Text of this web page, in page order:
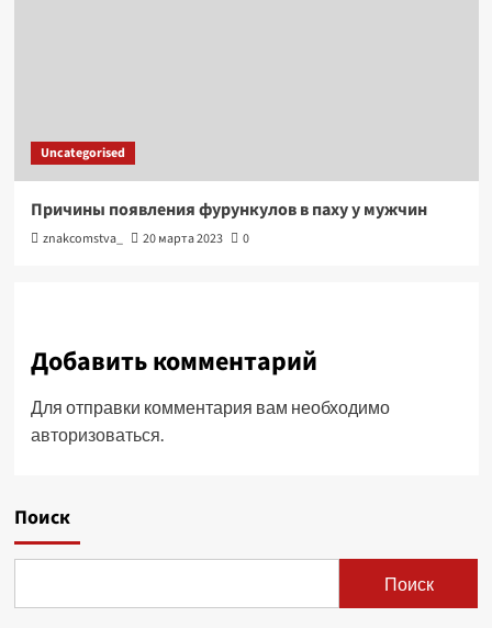
Uncategorised
Причины появления фурункулов в паху у мужчин
znakcomstva_ 20 марта 2023 0
Добавить комментарий
Для отправки комментария вам необходимо
авторизоваться.
Поиск
Поиск